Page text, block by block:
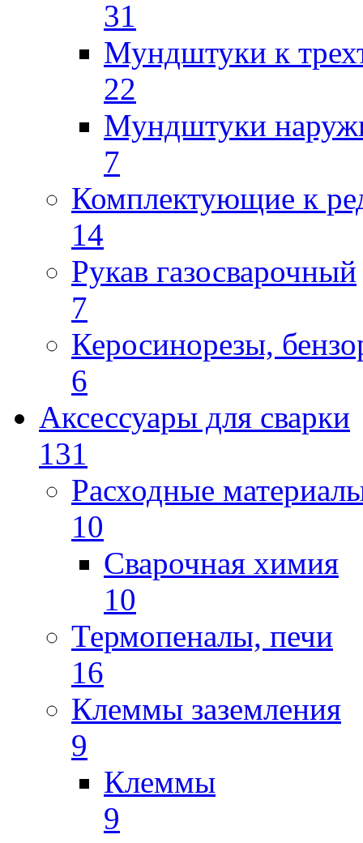
31
Мундштуки к
22
Мундштуки
7
Комплектующие к
14
Рукав газосварочный
7
Керосинорезы,
6
Аксессуары для сварки
131
Расходные
10
Сварочная химия
10
Термопеналы, печи
16
Клеммы заземления
9
Клеммы
9